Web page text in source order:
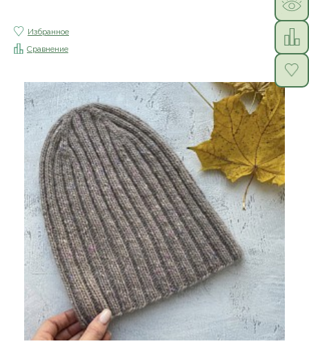
Избранное
Сравнение